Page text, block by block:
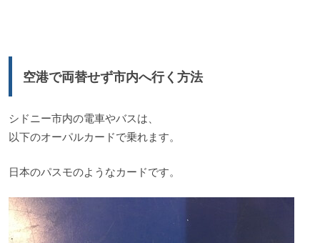
空港で両替せず市内へ行く方法
シドニー市内の電車やバスは、
以下のオーパルカードで乗れます。
日本のパスモのようなカードです。